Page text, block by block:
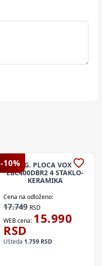
-10%UG. PLOCA VOX
EBC400DBR2 4 STAKLO-
KERAMIKA
Cena na odloženo:
17.749 RSD
WEB cena: 15.990
RSD
Ušteda 1.759 RSD